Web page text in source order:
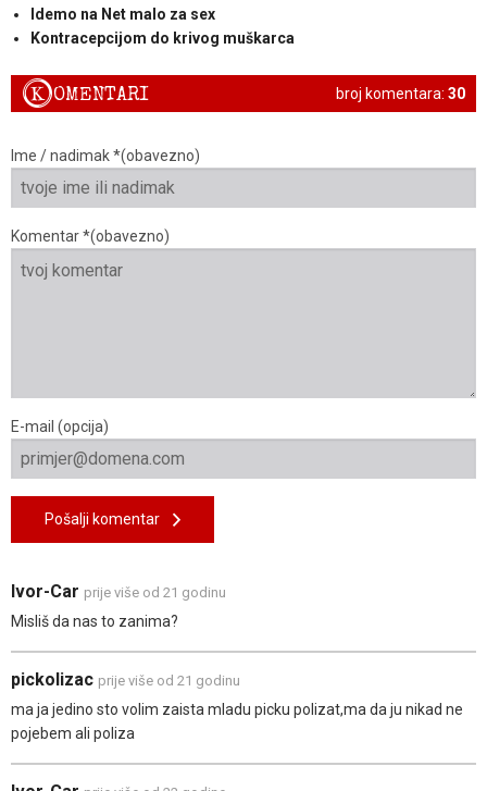
Idemo na Net malo za sex
Kontracepcijom do krivog muškarca
broj komentara: 30
KOMENTARI
Ime / nadimak *(obavezno)
Komentar *(obavezno)
E-mail (opcija)
Pošalji komentar
Ivor-Car prije više od 21 godinu
Misliš da nas to zanima?
pickolizac prije više od 21 godinu
ma ja jedino sto volim zaista mladu picku polizat,ma da ju nikad ne
pojebem ali poliza